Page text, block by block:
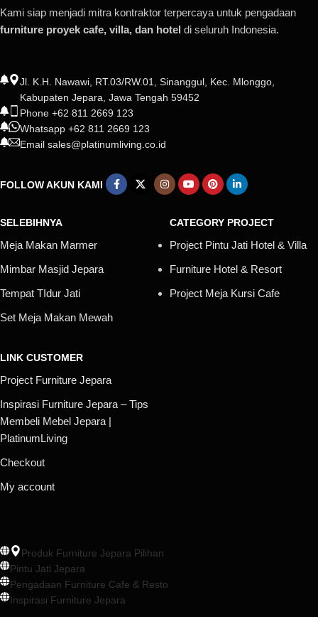
Kami siap menjadi mitra kontraktor terpercaya untuk pengadaan
furniture proyek cafe, villa, dan hotel di seluruh Indonesia.
Jl. K.H. Nawawi, RT.03/RW.01, Sinanggul, Kec. Mlonggo,
Kabupaten Jepara, Jawa Tengah 59452
Phone +62 811 2669 123
Whatsapp +62 811 2669 123
Email sales@platinumliving.co.id
FOLLOW AKUN KAMI
SELEBIHNYA
Meja Makan Marmer
Mimbar Masjid Jepara
Tempat TIdur Jati
Set Meja Makan Mewah
CATEGORY PROJECT
Project Pintu Jati Hotel & Villa
Furniture Hotel & Resort
Project Meja Kursi Cafe
LINK CUSTOMER
Project Furniture Jepara
Inspirasi Furniture Jepara – Tips
Membeli Mebel Jepara |
PlatinumLiving
Checkout
My account
Produk Furniture Jepara Pilihan
Pintu Jati Jepara
Pengadaan Furniture Cafe & Resto
Inspirasi Furniture Jepara